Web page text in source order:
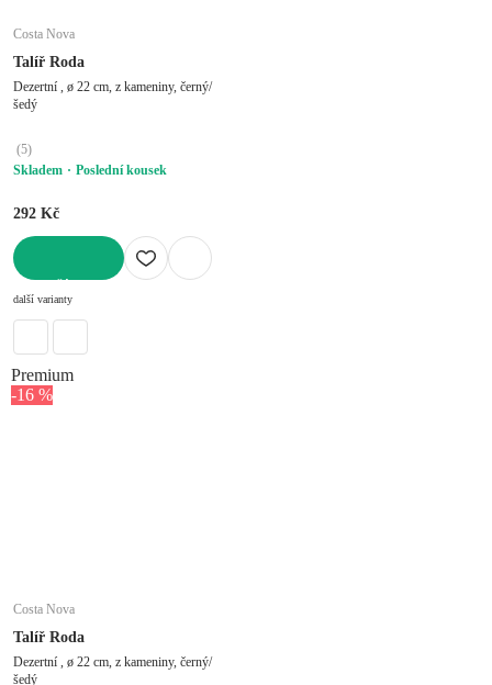
Costa Nova
Talíř Roda
Dezertní , ø 22 cm, z kameniny, černý/
šedý
(5)
Skladem
Poslední kousek
292 Kč
další varianty
Premium
-16 %
Costa Nova
Talíř Roda
Dezertní , ø 22 cm, z kameniny, černý/
šedý